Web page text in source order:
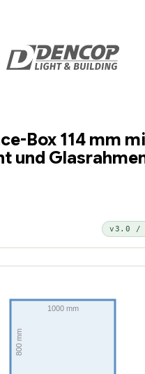
Box 114 mm
und
v3.0 /